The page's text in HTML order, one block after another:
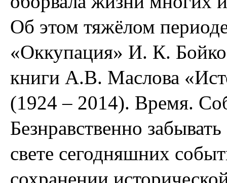
Об этом тяжёлом
«Оккупация» И. К.
книги А.В. Маслова
(1924 – 2014). Время.
Безнравственно
свете сегодняшних